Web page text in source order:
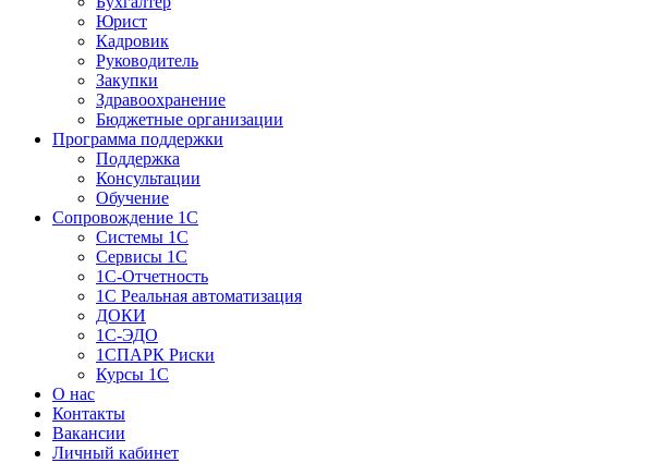
Юрист
Кадровик
Руководитель
Закупки
Здравоохранение
Бюджетные организации
Программа поддержки
Поддержка
Консультации
Обучение
Сопровождение 1С
Системы 1С
Сервисы 1С
1C-Отчетность
1С Реальная автоматизация
ДОКИ
1C-ЭДО
1СПАРК Риски
Курсы 1С
О нас
Контакты
Вакансии
Личный кабинет